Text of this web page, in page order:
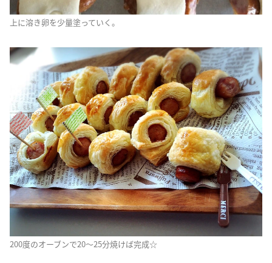
上に溶き卵を少量塗っていく。
200度のオーブンで20〜25分焼けば完成☆